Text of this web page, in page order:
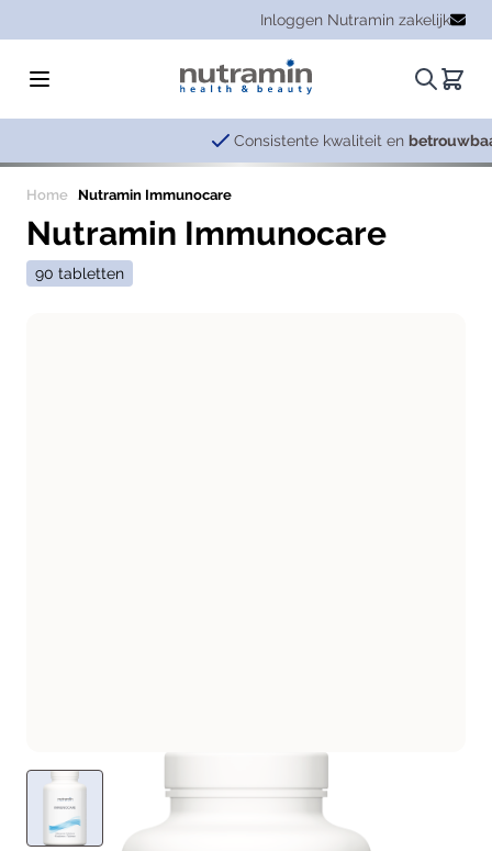
Inloggen Nutramin zakelijk
Zoeken.
Consistente kwaliteit enbetrouwbaarheid
Home Nutramin Immunocare
Nutramin Immunocare
90 tabletten